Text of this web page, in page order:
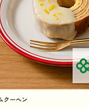
クーヘン